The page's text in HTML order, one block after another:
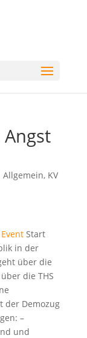
Allgemein, KV
Start
in der
über die
die THS
der Demozug
–
und